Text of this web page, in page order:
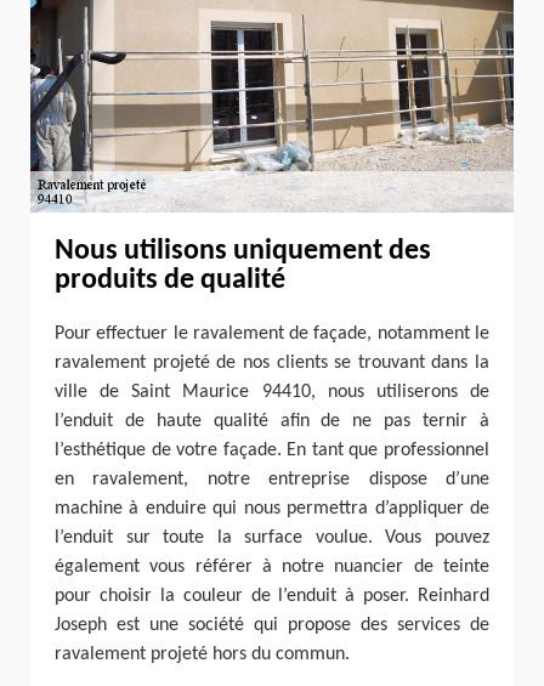
Nous utilisons uniquement des
produits de qualité
Pour effectuer le ravalement de façade, notamment le
ravalement projeté de nos clients se trouvant dans la
ville de Saint Maurice 94410, nous utiliserons de
l’enduit de haute qualité afin de ne pas ternir à
l’esthétique de votre façade. En tant que professionnel
en ravalement, notre entreprise dispose d’une
machine à enduire qui nous permettra d’appliquer de
l’enduit sur toute la surface voulue. Vous pouvez
également vous référer à notre nuancier de teinte
pour choisir la couleur de l’enduit à poser. Reinhard
Joseph est une société qui propose des services de
ravalement projeté hors du commun.